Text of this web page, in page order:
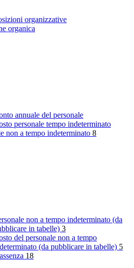
organizzative
organica
annuale del personale
personale tempo indeterminato
non a tempo indeterminato 8
non a tempo indeterminato (da
in tabelle) 3
del personale non a tempo
(da pubblicare in tabelle) 5
18